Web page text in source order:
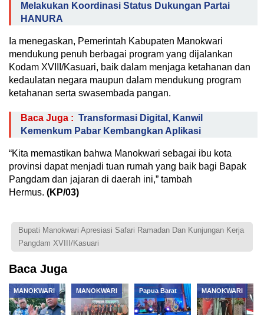
Melakukan Koordinasi Status Dukungan Partai
HANURA
Ia menegaskan, Pemerintah Kabupaten Manokwari
mendukung penuh berbagai program yang dijalankan
Kodam XVIII/Kasuari, baik dalam menjaga ketahanan dan
kedaulatan negara maupun dalam mendukung program
ketahanan serta swasembada pangan.
Baca Juga : Transformasi Digital, Kanwil
Kemenkum Pabar Kembangkan Aplikasi
“Kita memastikan bahwa Manokwari sebagai ibu kota
provinsi dapat menjadi tuan rumah yang baik bagi Bapak
Pangdam dan jajaran di daerah ini,” tambah
Hermus. (KP/03)
Bupati Manokwari Apresiasi Safari Ramadan Dan Kunjungan Kerja
Pangdam XVIII/Kasuari
Baca Juga
MANOKWARI MANOKWARI Papua Barat MANOKWARI